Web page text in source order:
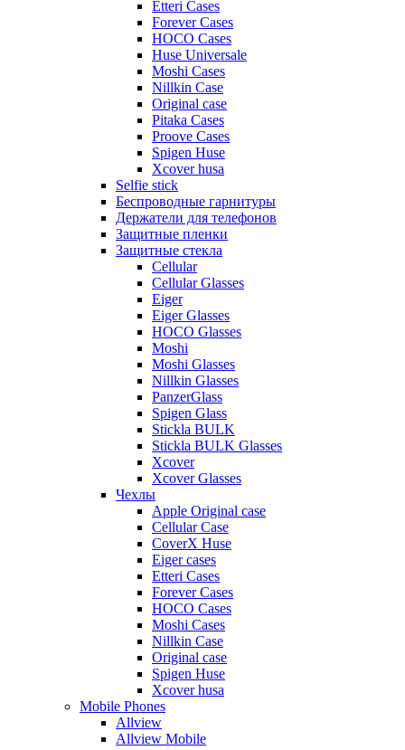
Etteri Cases
Forever Cases
HOCO Cases
Huse Universale
Moshi Cases
Nillkin Case
Original case
Pitaka Cases
Proove Cases
Spigen Huse
Xcover husa
Selfie stick
Беспроводные гарнитуры
Держатели для телефонов
Защитные пленки
Защитные стекла
Cellular
Cellular Glasses
Eiger
Eiger Glasses
HOCO Glasses
Moshi
Moshi Glasses
Nillkin Glasses
PanzerGlass
Spigen Glass
Stickla BULK
Stickla BULK Glasses
Xcover
Xcover Glasses
Чехлы
Apple Original case
Cellular Case
CoverX Huse
Eiger cases
Etteri Cases
Forever Cases
HOCO Cases
Moshi Cases
Nillkin Case
Original case
Spigen Huse
Xcover husa
Mobile Phones
Allview
Allview Mobile